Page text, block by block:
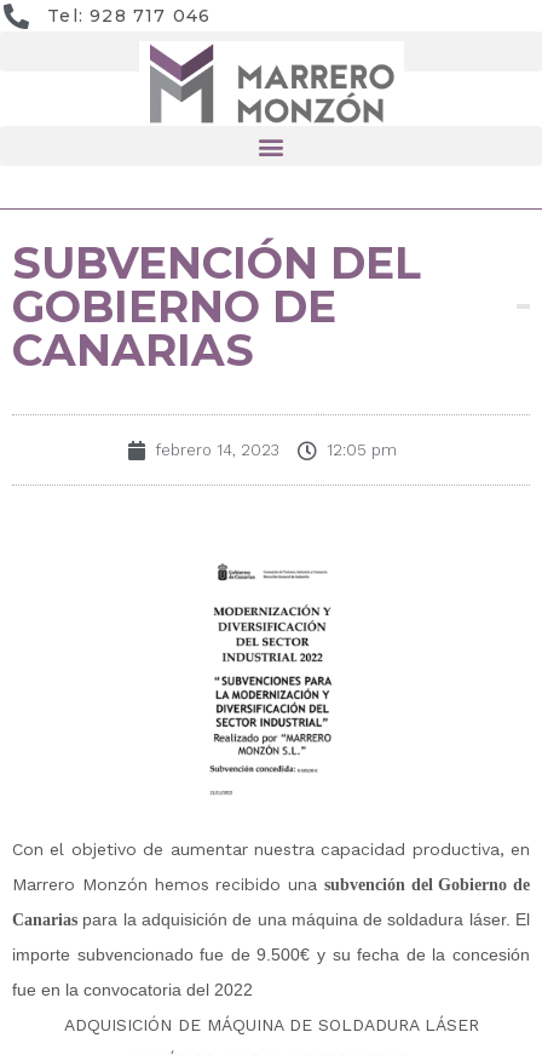
Tel: 928 717 046
SUBVENCIÓN DEL
GOBIERNO DE
CANARIAS
febrero 14, 2023 12:05 pm
Con el objetivo de aumentar nuestra capacidad productiva, en
Marrero Monzón hemos recibido una subvención del Gobierno de
Canarias para la adquisición de una máquina de soldadura láser. El
importe subvencionado fue de 9.500€ y su fecha de la concesión
fue en la convocatoria del 2022
ADQUISICIÓN DE MÁQUINA DE SOLDADURA LÁSER